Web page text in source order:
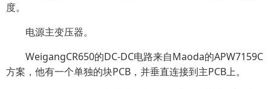
度。
电源主变压器。
WeigangCR650的DC-DC电路来自Maoda的APW7159C
方案，他有一个单独的块PCB，并垂直连接到主PCB上。